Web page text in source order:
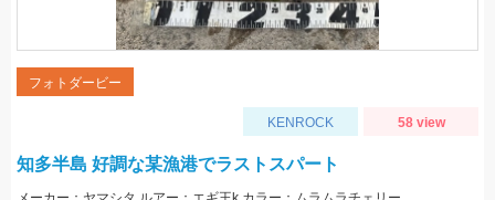
フォトダービー
KENROCK 58 view
知多半島 好調な某漁港でラストスパート